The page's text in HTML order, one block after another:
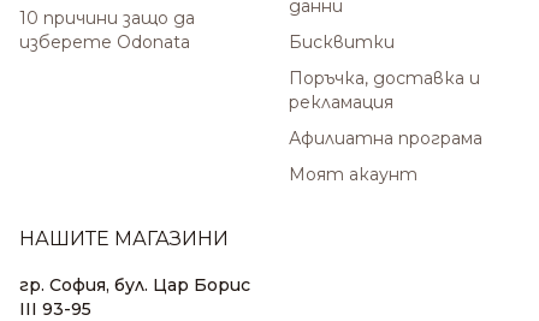
10 причини защо да
изберете Odonata
данни
Бисквитки
Поръчка, доставка и
рекламация
Афилиатна програма
Моят акаунт
НАШИТЕ МАГАЗИНИ
гр. София, бул. Цар Борис
III 93-95